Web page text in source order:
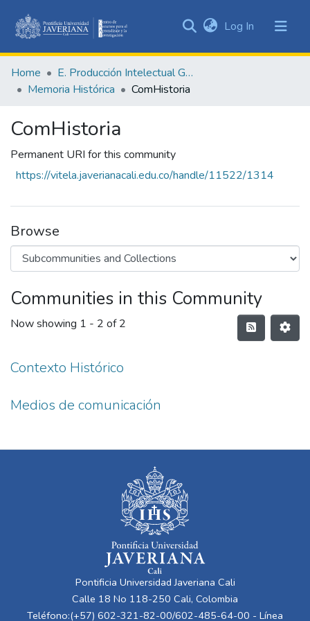
&
Collections
Log In (current)
Home
E. Producción Intelectual General
Memoria Histórica
ComHistoria
ComHistoria
Permanent URI for this community
https://vitela.javerianacali.edu.co/handle/11522/1314
Browse
Communities in this Community
Now showing 1 - 2 of 2
Contexto Histórico
Medios de comunicación
Pontificia Universidad Javeriana Cali
Calle 18 No 118-250 Cali, Colombia
Teléfono:(+57) 602-321-82-00/602-485-64-00 - Línea